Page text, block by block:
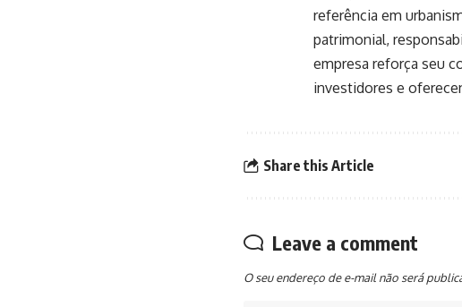
referência em
patrimonial,
empresa reforça seu
investidores e
Share this Article
Leave a comment
O seu endereço de e-mail não será